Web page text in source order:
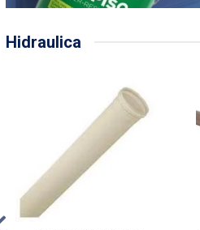
Hidraulica